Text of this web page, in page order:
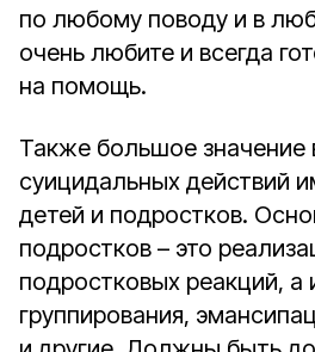
по любому поводу и в
очень любите и всегда
на помощь.
Также большое значение
суицидальных действий
детей и подростков.
подростков – это
подростковых реакций, а
группирования,